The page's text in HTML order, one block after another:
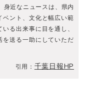
身近なニュースは、県内
ント、文化と幅広い範
る出来事に目を通し、
送る一助にしていただ
引用： 千葉日報HP